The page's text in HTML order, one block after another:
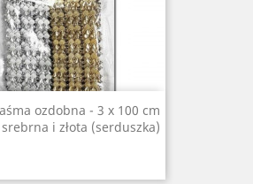
ozdobna - 3 x 100 cm
i złota (serduszka)